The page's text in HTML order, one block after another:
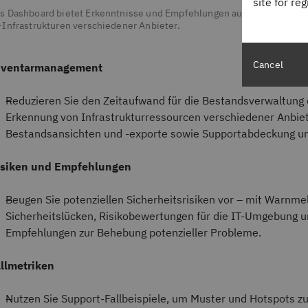
Dashboard bietet Erkenntnisse und Empfehlungen auf der
verschiedener Anbieter.
Reduzieren Sie den Zeitaufwand für die
Erkennung von Infrastrukturressourcen verschiedener
Bestandsansichten und -exporte sowie Supportabdeckung
und Empfehlungen
Beugen Sie potenziellen Sicherheitsrisiken vor – mit
Sicherheitslücken, Risikobewertungen für die IT-Umgebung
Empfehlungen zur Behebung potenzieller Probleme.
Nutzen Sie Support-Fallbeispiele, um Muster und Hotspots
Cancel